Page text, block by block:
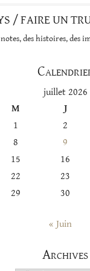
/ FAIRE UN
notes, des histoires, des
juillet 2026
M J
1
2
8 9
15 16
22 23
29 30
« Juin
Archives